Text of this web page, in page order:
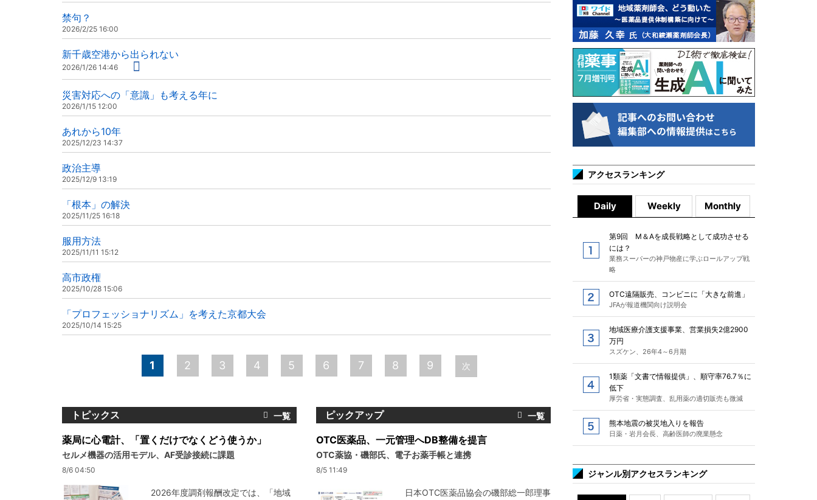
禁句？
2026/2/25 16:00
新千歳空港から出られない
2026/1/26 14:46
災害対応への「意識」も考える年に
2026/1/15 12:00
あれから10年
2025/12/23 14:37
政治主導
2025/12/9 13:19
「根本」の解決
2025/11/25 16:18
服用方法
2025/11/11 15:12
高市政権
2025/10/28 15:06
「プロフェッショナリズム」を考えた京都大会
2025/10/14 15:25
1 2 3 4 5 6 7 8 9 次
トピックス
薬局に心電計、「置くだけでなくどう使うか」
セルメ機器の活用モデル、AF受診接続に課題
8/6 04:50
2026年度調剤報酬改定では、「地域
ピックアップ
OTC医薬品、一元管理へDB整備を提言
OTC薬協・磯部氏、電子お薬手帳と連携
8/5 11:49
日本OTC医薬品協会の磯部総一郎理事
アクセスランキング
Daily Weekly Monthly
第9回 M＆Aを成長戦略として成功させる
には？
業務スーパーの神戸物産に学ぶロールアップ戦
略
OTC遠隔販売、コンビニに「大きな前進」
JFAが報道機関向け説明会
地域医療介護支援事業、営業損失2億2900
万円
スズケン、26年4～6月期
1類薬「文書で情報提供」、順守率76.7％に
低下
厚労省・実態調査、乱用薬の適切販売も微減
熊本地震の被災地入りを報告
日薬・岩月会長、高齢医師の廃業懸念
ジャンル別アクセスランキング